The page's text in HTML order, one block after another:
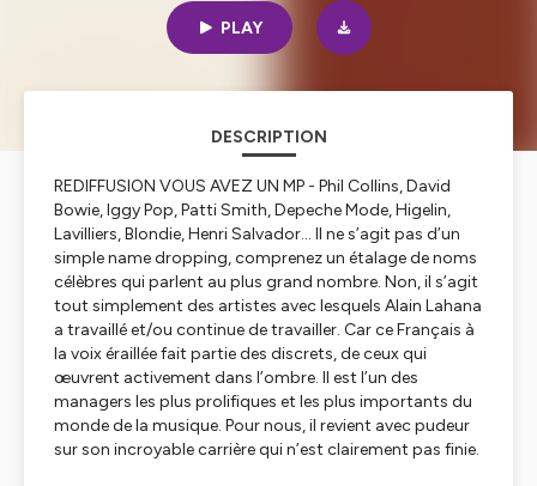
PLAY
DESCRIPTION
REDIFFUSION VOUS AVEZ UN MP - Phil Collins, David
Bowie, Iggy Pop, Patti Smith, Depeche Mode, Higelin,
Lavilliers, Blondie, Henri Salvador… Il ne s’agit pas d’un
simple name dropping, comprenez un étalage de noms
célèbres qui parlent au plus grand nombre. Non, il s’agit
tout simplement des artistes avec lesquels Alain Lahana
a travaillé et/ou continue de travailler. Car ce Français à
la voix éraillée fait partie des discrets, de ceux qui
œuvrent activement dans l’ombre. Il est l’un des
managers les plus prolifiques et les plus importants du
monde de la musique. Pour nous, il revient avec pudeur
sur son incroyable carrière qui n’est clairement pas finie.